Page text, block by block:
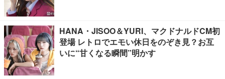
HANA・JISOO＆YURI、マクドナルドCM初
登場 レトロでエモい休日をのぞき見？お互
いに“甘くなる瞬間”明かす